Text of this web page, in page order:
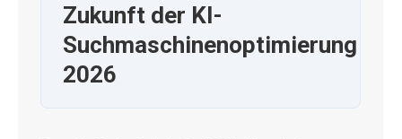
Zukunft der KI-
Suchmaschinenoptimierung
2026